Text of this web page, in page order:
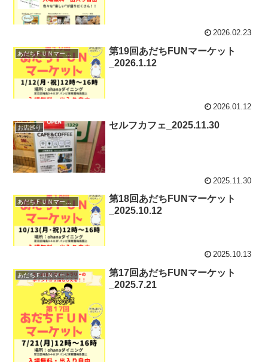
2026.02.23
あだちＦＵＮマーケット
第19回あだちFUNマーケット
_2026.1.12
2026.01.12
お店巡り セルフカフェ_2025.11.30
2025.11.30
あだちＦＵＮマーケット
第18回あだちFUNマーケット
_2025.10.12
2025.10.13
あだちＦＵＮマーケット
第17回あだちFUNマーケット
_2025.7.21